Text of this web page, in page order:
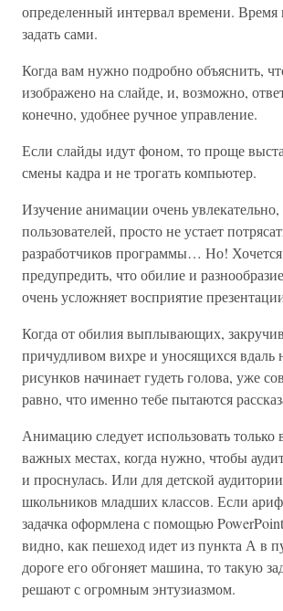
определенный интервал времени.
задать сами.
Когда вам нужно подробно объяснить,
изображено на слайде, и, возможно,
конечно, удобнее ручное управление.
Если слайды идут фоном, то проще
смены кадра и не трогать компьютер.
Изучение анимации очень
пользователей, просто не устает
разработчиков программы… Но! Хочется
предупредить, что обилие и
очень усложняет восприятие
Когда от обилия выплывающих,
причудливом вихре и уносящихся вдаль
рисунков начинает гудеть голова, уже
равно, что именно тебе пытаются
Анимацию следует использовать только
важных местах, когда нужно, чтобы
и проснулась. Или для детской
школьников младших классов. Если
задачка оформлена с помощью
видно, как пешеход идет из пункта А в
дороге его обгоняет машина, то такую
решают с огромным энтузиазмом.